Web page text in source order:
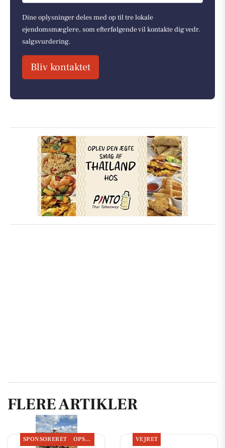
Dine oplysninger deles med op til tre lokale
ejendomsmæglere, som efterfølgende vil kontakte dig vedr.
salgsvurdering.
Bliv kontaktet
FLERE ARTIKLER
SPONSORERET OPSLAGSTAVLEN VEJRET